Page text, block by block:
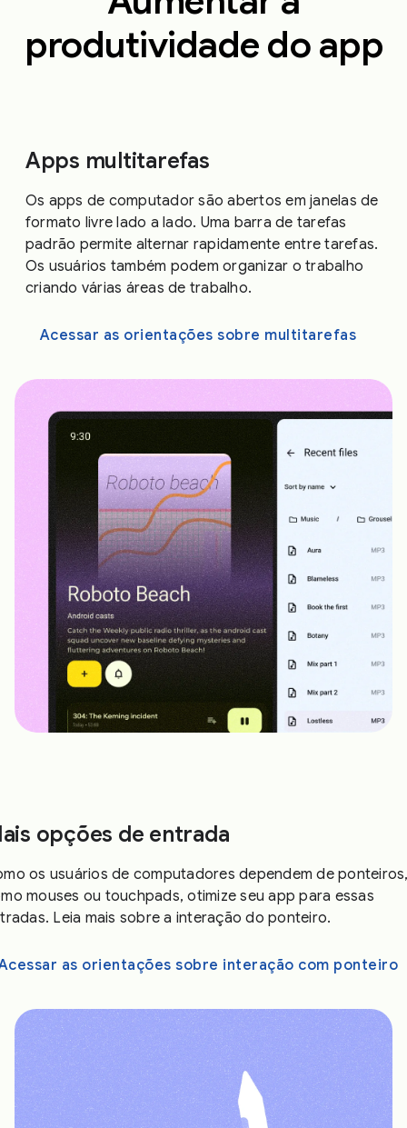
produtividade do app
Apps multitarefas
Os apps de computador são abertos em janelas de
formato livre lado a lado. Uma barra de tarefas
padrão permite alternar rapidamente entre tarefas.
Os usuários também podem organizar o trabalho
criando várias áreas de trabalho.
Acessar as orientações sobre multitarefas
opções de entrada
os usuários de computadores dependem de
mouses ou touchpads, otimize seu app para essas
Leia mais sobre a interação do ponteiro.
as orientações sobre interação com ponteiro